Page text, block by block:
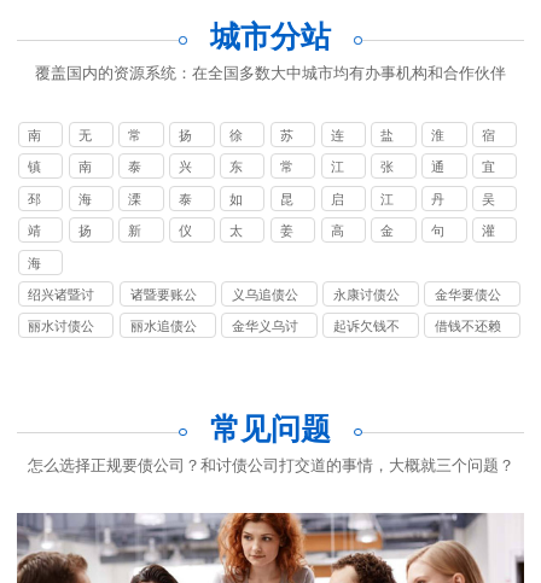
城市分站
覆盖国内的资源系统：在全国多数大中城市均有办事机构和合作伙伴
南
京
讨
债
公
司
无
锡
要
账
公
常
州
讨
债
公
扬
州
徐
州
苏
州
讨
债
公
连
云
港
盐
城
淮
安
宿
迁
镇
江
南
通
讨
债
司
泰
州
兴
化
东
台
常
熟
讨
债
司
江
阴
讨
债
司
张
家
港
讨
公
司
通
州
宜
兴
讨
债
司
邳
州
海
门
溧
阳
泰
兴
如
皋
昆
山
公
司
启
东
江
都
丹
阳
吴
江
靖
江
扬
新
仪
太
讨
债
公
姜
高
金
讨
债
公
句
灌
海
安
绍兴诸暨讨
债公司
诸暨要账公
司
义乌追债公
司
永康讨债公
司
金华要债公
司
丽水讨债公
丽水追债公
金华义乌讨
起诉欠钱不
借钱不还赖
常见问题
怎么选择正规要债公司？和讨债公司打交道的事情，大概就三个问题？